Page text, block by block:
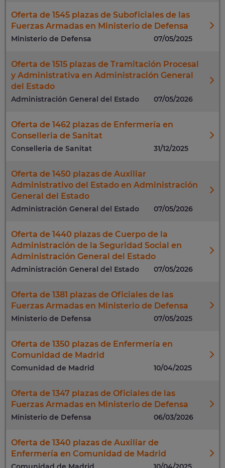
Oferta de 1545 plazas de Suboficiales de las
Fuerzas Armadas en Ministerio de Defensa
Ministerio de Defensa 07/05/2025
Oferta de 1515 plazas de Tramitación Procesal
y Administrativa en Administración General
del Estado
Administración General del Estado 07/05/2026
Oferta de 1462 plazas de Enfermería en
Conselleria de Sanitat
Conselleria de Sanitat 31/12/2025
Oferta de 1450 plazas de Auxiliar
Administrativo del Estado en Administración
General del Estado
Administración General del Estado 07/05/2026
Oferta de 1440 plazas de Cuerpo de la
Administración de la Seguridad Social en
Administración General del Estado
Administración General del Estado 07/05/2026
Oferta de 1381 plazas de Oficiales de las
Fuerzas Armadas en Ministerio de Defensa
Ministerio de Defensa 07/05/2025
Oferta de 1350 plazas de Enfermería en
Comunidad de Madrid
Comunidad de Madrid 10/04/2025
Oferta de 1347 plazas de Oficiales de las
Fuerzas Armadas en Ministerio de Defensa
Ministerio de Defensa 06/03/2026
Oferta de 1340 plazas de Auxiliar de
Enfermería en Comunidad de Madrid